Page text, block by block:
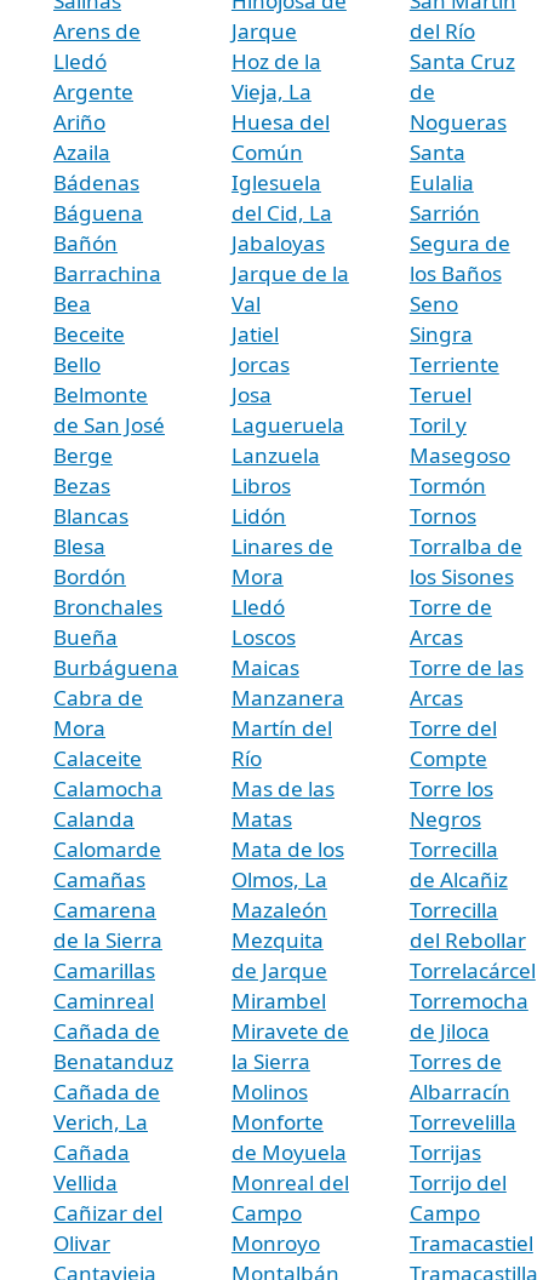
Arens de
Lledó
Argente
Ariño
Azaila
Bádenas
Báguena
Bañón
Barrachina
Bea
Beceite
Bello
Belmonte
de San José
Berge
Bezas
Blancas
Blesa
Bordón
Bronchales
Bueña
Burbáguena
Cabra de
Mora
Calaceite
Calamocha
Calanda
Calomarde
Camañas
Camarena
de la Sierra
Camarillas
Caminreal
Cañada de
Benatanduz
Cañada de
Verich, La
Cañada
Vellida
Cañizar del
Olivar
Cantavieja
Jarque
Hoz de la
Vieja, La
Huesa del
Común
Iglesuela
del Cid, La
Jabaloyas
Jarque de la
Val
Jatiel
Jorcas
Josa
Lagueruela
Lanzuela
Libros
Lidón
Linares de
Mora
Lledó
Loscos
Maicas
Manzanera
Martín del
Río
Mas de las
Matas
Mata de los
Olmos, La
Mazaleón
Mezquita
de Jarque
Mirambel
Miravete de
la Sierra
Molinos
Monforte
de Moyuela
Monreal del
Campo
Monroyo
Montalbán
del Río
Santa Cruz
de
Nogueras
Santa
Eulalia
Sarrión
Segura de
los Baños
Seno
Singra
Terriente
Teruel
Toril y
Masegoso
Tormón
Tornos
Torralba de
los Sisones
Torre de
Arcas
Torre de las
Arcas
Torre del
Compte
Torre los
Negros
Torrecilla
de Alcañiz
Torrecilla
del Rebollar
Torrelacárcel
Torremocha
de Jiloca
Torres de
Albarracín
Torrevelilla
Torrijas
Torrijo del
Campo
Tramacastiel
Tramacastilla